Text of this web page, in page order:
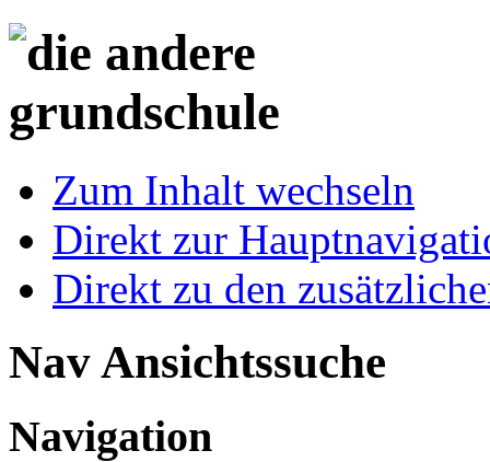
Zum Inhalt wechseln
Direkt zur
Direkt zu den
Nav Ansichtssuche
Navigation